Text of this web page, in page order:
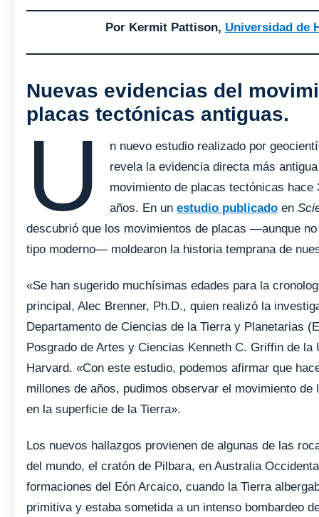
Por Kermit Pattison, Universidad de
Nuevas evidencias del
placas tectónicas antiguas.
U
n nuevo estudio realizado por
revela la evidencia directa más
movimiento de placas tectónicas hace
años. En unestudio publicado en
descubrió que los movimientos de placas —aunque
tipo moderno— moldearon la historia temprana de
«Se han sugerido muchísimas edades para la
principal, Alec Brenner, Ph.D., quien realizó la
Departamento de Ciencias de la Tierra y Planetarias
Posgrado de Artes y Ciencias Kenneth C. Griffin de la
Harvard. «Con este estudio, podemos afirmar que
millones de años, pudimos observar el movimiento
en la superficie de la Tierra».
Los nuevos hallazgos provienen de algunas de las
del mundo, el cratón de Pilbara, en Australia
formaciones del Eón Arcaico, cuando la Tierra
primitiva y estaba sometida a un intenso bombardeo